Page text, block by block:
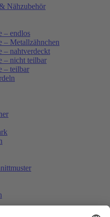
Nähzubehör
– endlos
– Metallzähnchen
– nahtverdeckt
– nicht teilbar
– teilbar